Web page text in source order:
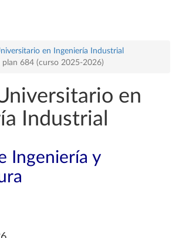
en Ingeniería Industrial
plan 684 (curso 2025-2026)
en
Industrial
Ingeniería y